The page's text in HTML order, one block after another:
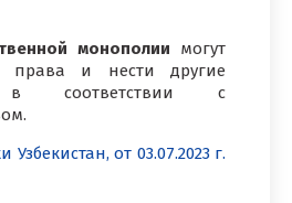
монополии могут
и нести другие
в соответствии с
Узбекистан, от 03.07.2023 г.